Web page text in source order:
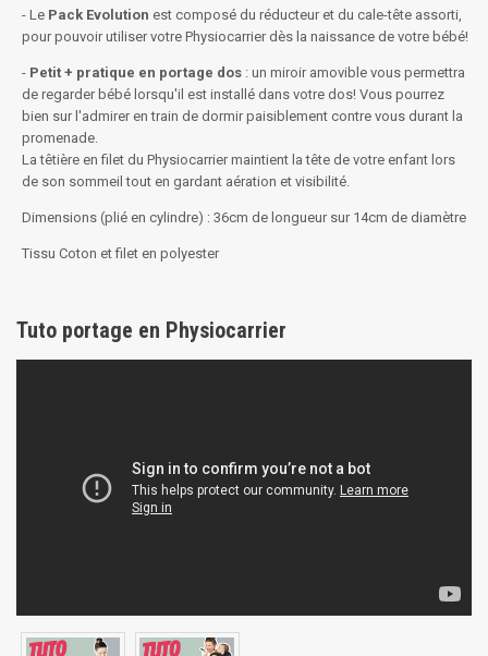
- Le Pack Evolution est composé du réducteur et du cale-tête assorti,
pour pouvoir utiliser votre Physiocarrier dès la naissance de votre bébé!
- Petit + pratique en portage dos : un miroir amovible vous permettra
de regarder bébé lorsqu'il est installé dans votre dos! Vous pourrez
bien sur l'admirer en train de dormir paisiblement contre vous durant la
promenade.
La têtière en filet du Physiocarrier maintient la tête de votre enfant lors
de son sommeil tout en gardant aération et visibilité.
Dimensions (plié en cylindre) : 36cm de longueur sur 14cm de diamètre
Tissu Coton et filet en polyester
Tuto portage en Physiocarrier